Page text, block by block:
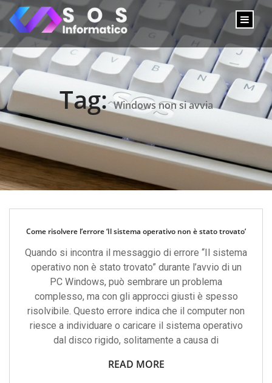
Tag:Windows non si avvia
Come risolvere l’errore ‘Il sistema operativo non è stato trovato’
Quando si incontra il messaggio di errore “Il sistema
operativo non è stato trovato” durante l’avvio di un
PC Windows, può sembrare un problema
complesso, ma con gli approcci giusti è spesso
risolvibile. Questo errore indica che il computer non
riesce a individuare o caricare il sistema operativo
dal disco rigido, solitamente a causa di
READ MORE